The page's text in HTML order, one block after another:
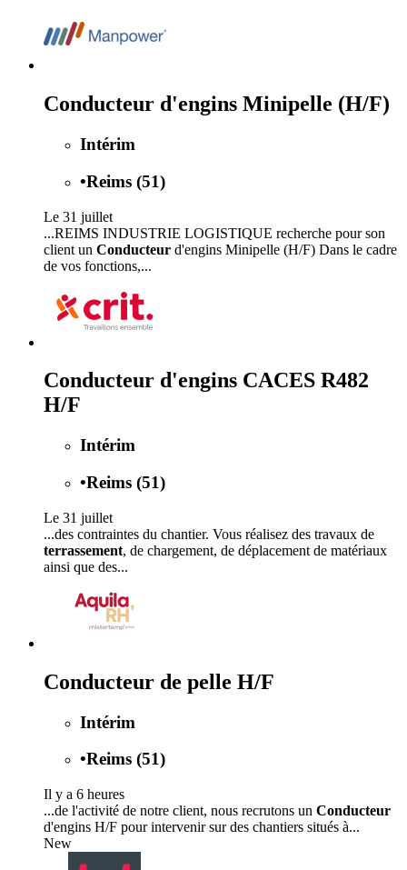
Conducteur d'engins Minipelle (H/F)
Intérim
•Reims (51)
Le 31 juillet
...REIMS INDUSTRIE LOGISTIQUE recherche pour son
client un Conducteur d'engins Minipelle (H/F) Dans le cadre
de vos fonctions,...
Conducteur d'engins CACES R482
H/F
Intérim
•Reims (51)
Le 31 juillet
...des contraintes du chantier. Vous réalisez des travaux de
terrassement, de chargement, de déplacement de matériaux
ainsi que des...
Conducteur de pelle H/F
Intérim
•Reims (51)
Il y a 6 heures
...de l'activité de notre client, nous recrutons un Conducteur
d'engins H/F pour intervenir sur des chantiers situés à...
New